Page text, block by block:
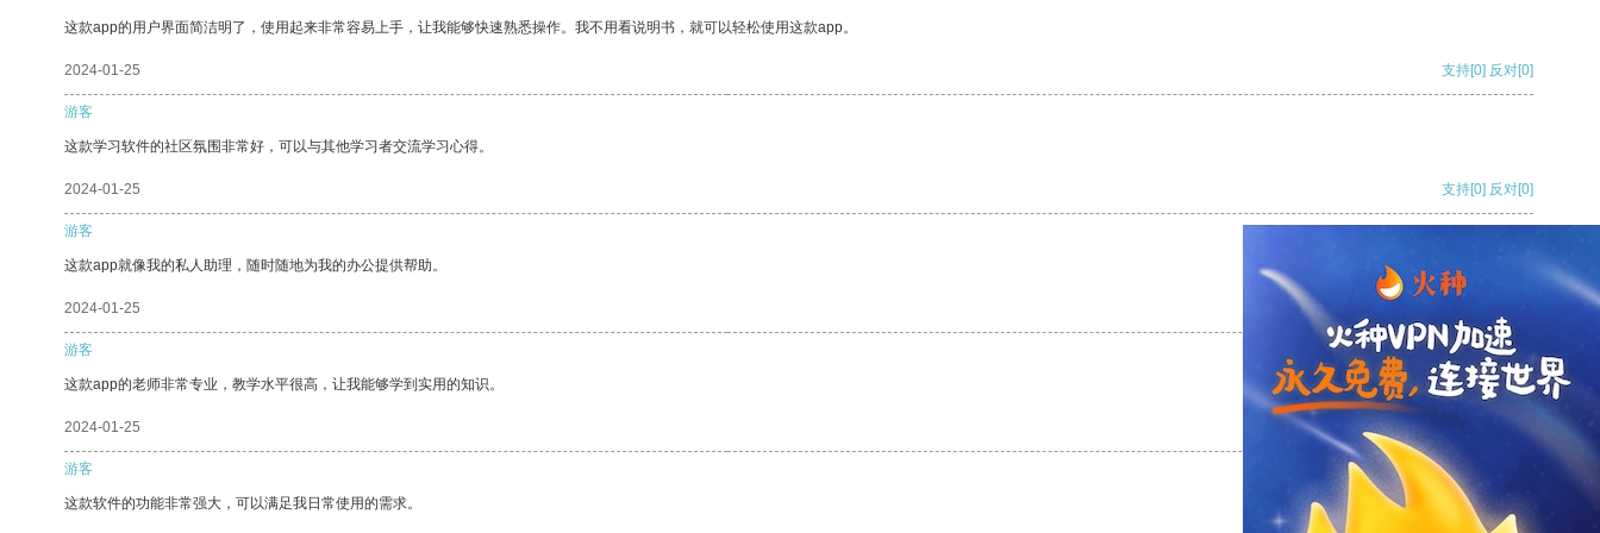
这款app的用户界面简洁明了，使用起来非常容易上手，让我能够快速熟悉操作。我不用看说明书，就可以轻松使用这款app。
2024-01-25 支持[0] 反对[0]
游客
这款学习软件的社区氛围非常好，可以与其他学习者交流学习心得。
2024-01-25 支持[0] 反对[0]
游客
这款app就像我的私人助理，随时随地为我的办公提供帮助。
2024-01-25
游客
这款app的老师非常专业，教学水平很高，让我能够学到实用的知识。
2024-01-25 反对
游客
这款软件的功能非常强大，可以满足我日常使用的需求。